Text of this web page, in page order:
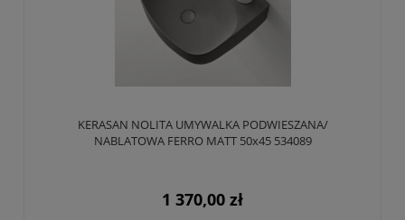
KERASAN NOLITA UMYWALKA PODWIESZANA/
NABLATOWA FERRO MATT 50x45 534089
1 370,00 zł